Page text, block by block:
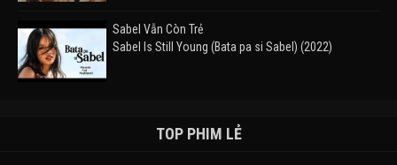
Sabel Vẫn Còn Trẻ
Sabel Is Still Young (Bata pa si Sabel) (2022)
Takas (2024)TOP PHIM LẺ